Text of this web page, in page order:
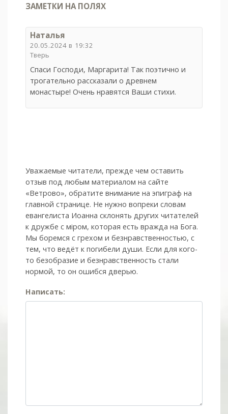
ЗАМЕТКИ НА ПОЛЯХ
Наталья
20.05.2024 в 19:32
Тверь
Спаси Господи, Маргарита! Так поэтично и
трогательно рассказали о древнем
монастыре! Очень нравятся Ваши стихи.
Уважаемые читатели, прежде чем оставить
отзыв под любым материалом на сайте
«Ветрово», обратите внимание на эпиграф на
главной странице. Не нужно вопреки словам
евангелиста Иоанна склонять других читателей
к дружбе с мiром, которая есть вражда на Бога.
Мы боремся с грехом и без­нрав­ствен­ностью, с
тем, что ведёт к погибели души. Если для кого-
то безобразие и безнравственность стали
нормой, то он ошибся дверью.
Написать: